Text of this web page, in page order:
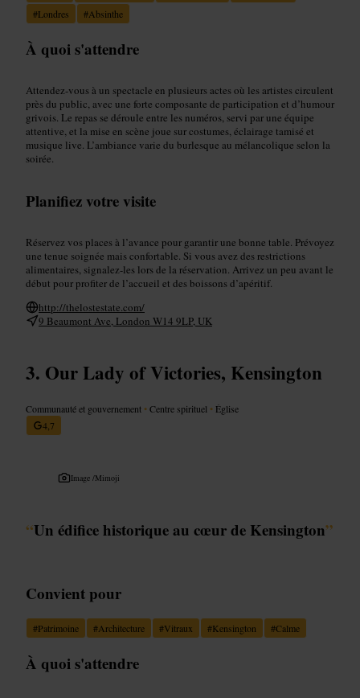
#Londres #Absinthe
À quoi s'attendre
Attendez-vous à un spectacle en plusieurs actes où les artistes circulent
près du public, avec une forte composante de participation et d’humour
grivois. Le repas se déroule entre les numéros, servi par une équipe
attentive, et la mise en scène joue sur costumes, éclairage tamisé et
musique live. L’ambiance varie du burlesque au mélancolique selon la
soirée.
Planifiez votre visite
Réservez vos places à l’avance pour garantir une bonne table. Prévoyez
une tenue soignée mais confortable. Si vous avez des restrictions
alimentaires, signalez-les lors de la réservation. Arrivez un peu avant le
début pour profiter de l’accueil et des boissons d’apéritif.
http://thelostestate.com/
9 Beaumont Ave, London W14 9LP, UK
Our Lady of Victories, Kensington
Communauté et gouvernement •Centre spirituel • Église
4,7
Image /Mimoji
“Un édifice historique au cœur de Kensington”
Convient pour
#Patrimoine #Architecture #Vitraux #Kensington #Calme
À quoi s'attendre